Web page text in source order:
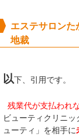
エステサロン
地裁
以下、引用です。
残業代が支払われ
ビューティクリニ
ューティ」を相手に